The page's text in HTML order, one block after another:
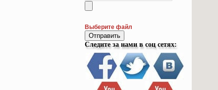
Выберите файл
Отправить
Следите за нами в соц сетях: